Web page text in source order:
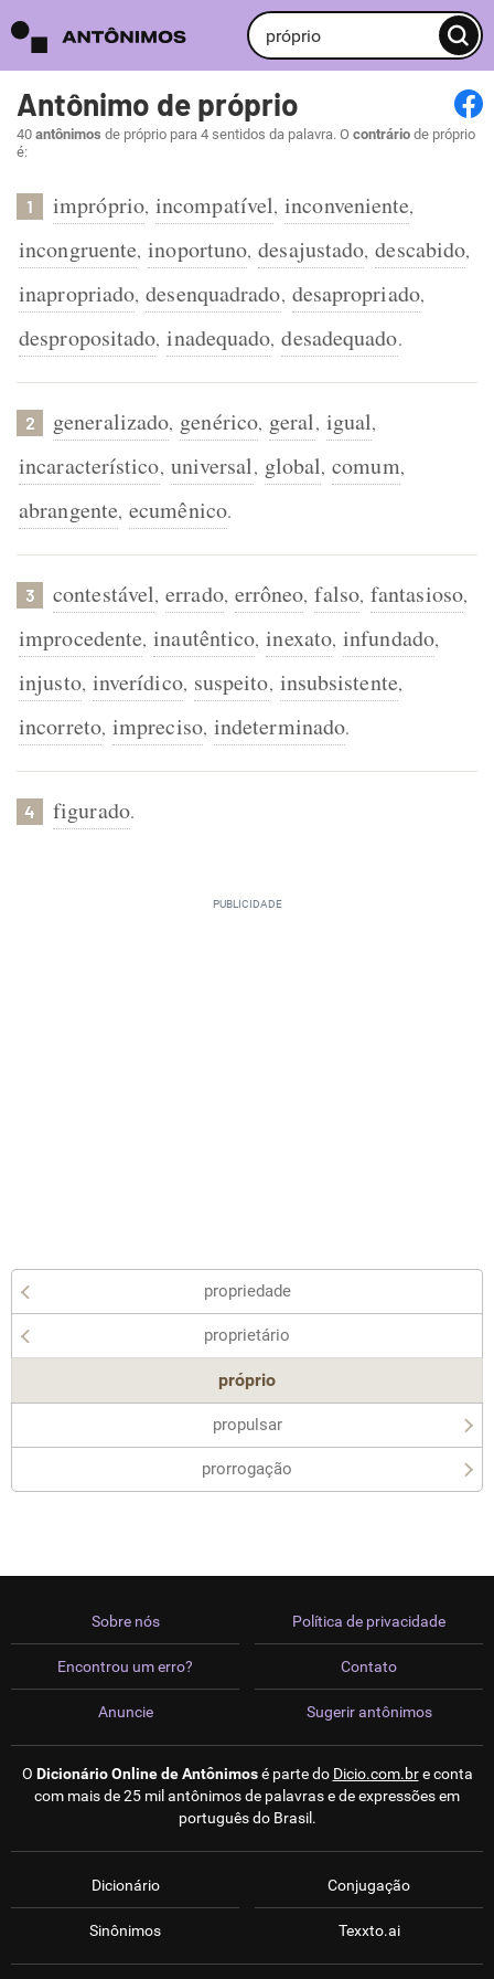
Antônimo de próprio
40 antônimos de próprio para 4 sentidos da palavra. O contrário de próprio
é:
1 impróprio, incompatível, inconveniente,
incongruente, inoportuno, desajustado, descabido,
inapropriado, desenquadrado, desapropriado,
despropositado, inadequado, desadequado.
2 generalizado, genérico, geral, igual,
incaracterístico, universal, global, comum,
abrangente, ecumênico.
3 contestável, errado, errôneo, falso, fantasioso,
improcedente, inautêntico, inexato, infundado,
injusto, inverídico, suspeito, insubsistente,
incorreto, impreciso, indeterminado.
4 figurado.
propriedade
proprietário
próprio
propulsar
prorrogação
Sobre nós
Encontrou um erro?
Anuncie
Política de privacidade
Contato
Sugerir antônimos
O Dicionário Online de Antônimosé parte do Dicio.com.bre conta
com mais de 25 mil antônimos de palavras e de expressões em
português do Brasil.
Dicionário
Sinônimos
Conjugação
Texxto.ai